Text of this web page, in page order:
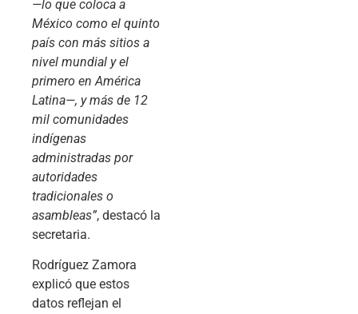
—lo que coloca a
México como el quinto
país con más sitios a
nivel mundial y el
primero en América
Latina—, y más de 12
mil comunidades
indígenas
administradas por
autoridades
tradicionales o
asambleas”, destacó la
secretaria.
Rodríguez Zamora
explicó que estos
datos reflejan el